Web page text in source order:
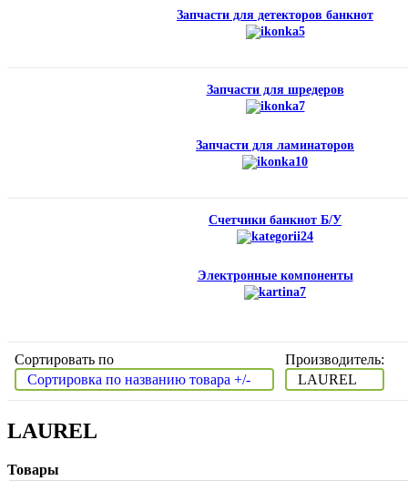
Запчасти для детекторов банкнот
Запчасти для шредеров
Запчасти для ламинаторов
Счетчики банкнот Б/У
Электронные компоненты
Сортировать по
Сортировка по названию товара +/-
Производитель:
LAUREL
LAUREL
Товары